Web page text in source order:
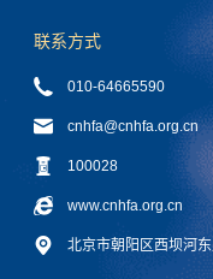
联系方式
010-64665590
cnhfa@cnhfa.org.cn
100028
www.cnhfa.org.cn
北京市朝阳区西坝河